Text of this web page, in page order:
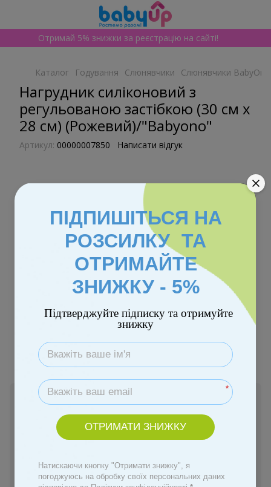
Отримай 5% знижки за реєстрацію на сайті!
Каталог Годування Слюнявчики Слюнявчики BabyOno
Нагрудник силіконовий з
регульованою застібкою (30 см x
28 см) (Рожевий)/"Babyono"
Артикул: 00000007850 Написати відгук
Немає в наявності
231 грн
ПІДПИШІТЬСЯ НА
РОЗСИЛКУ ТА
ОТРИМАЙТЕ
ЗНИЖКУ - 5%
Підтверджуйте підписку та отримуйте
знижку
*
ОТРИМАТИ ЗНИЖКУ
Натискаючи кнопку "Отримати знижку", я
погоджуюсь на обробку своїх персональних даних